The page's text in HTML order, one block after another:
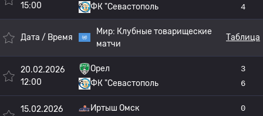
15:00
ФК "Севастополь
4
Дата / Время
Мир: Клубные товарищеские
матчи
Таблица
20.02.2026
12:00
Орел
ФК "Севастополь
3
6
15.02.2026
Иртыш Омск
0